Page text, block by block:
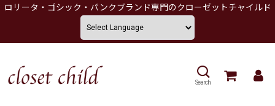
ロリータ・ゴシック・パンクブランド専門のクローゼットチャイルド
Search